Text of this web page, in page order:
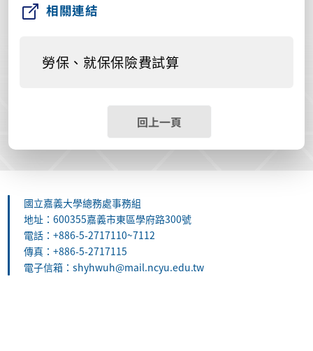
相關連結
勞保、就保保險費試算
回上一頁
國立嘉義大學總務處事務組
地址：600355嘉義市東區學府路300號
電話：+886-5-2717110~7112
傳真：+886-5-2717115
電子信箱：shyhwuh@mail.ncyu.edu.tw